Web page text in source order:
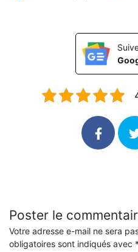
Poster le
Votre adresse e-mail ne sera
obligatoires sont indiqués avec *